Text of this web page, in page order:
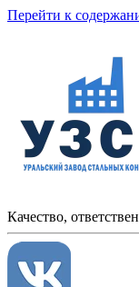
Перейти к
Качество,